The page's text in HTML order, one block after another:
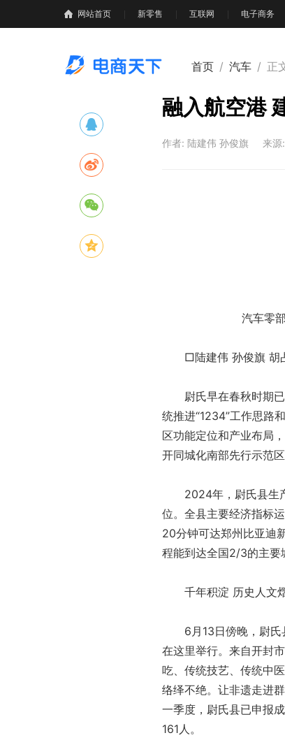
网站首页 新零售 互联网 电子商务
首页 / 汽车 / 正
融入航空港
作者: 陆建伟 孙俊旗 来源
汽车零
□陆建伟 孙俊旗 胡
尉氏早在春秋时期已
统推进“1234”工作思路
区功能定位和产业布局
开同城化南部先行示范
2024年，尉氏县生产
位。全县主要经济指标
20分钟可达郑州比亚迪
程能到达全国2/3的主要
千年积淀 历史人文
6月13日傍晚，尉氏
在这里举行。来自开封
吃、传统技艺、传统中
络绎不绝。让非遗走进
一季度，尉氏县已申报
161人。